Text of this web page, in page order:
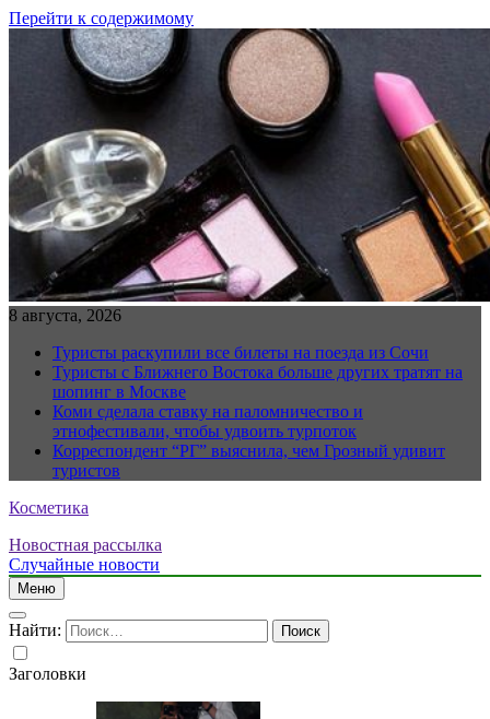
Перейти к содержимому
8 августа, 2026
Туристы раскупили все билеты на поезда из Сочи
Туристы с Ближнего Востока больше других тратят на
шопинг в Москве
Коми сделала ставку на паломничество и
этнофестивали, чтобы удвоить турпоток
Корреспондент “РГ” выяснила, чем Грозный удивит
туристов
Косметика
Новостная рассылка
Случайные новости
Меню
Найти:
Заголовки